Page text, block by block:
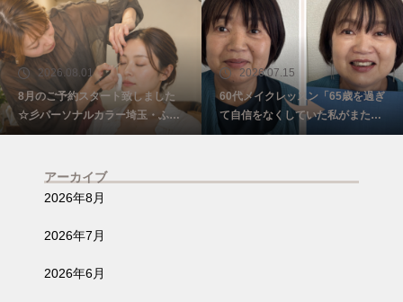
2026.08.01
8月のご予約スタート致しました
☆彡パーソナルカラー埼玉・ふじ
み野
2026.07.15
60代メイクレッスン「65歳を過ぎ
て自信をなくしていた私がまた少
し前を向けました☺️埼玉・ふじみ
アーカイブ
2026年8月
2026年7月
2026年6月